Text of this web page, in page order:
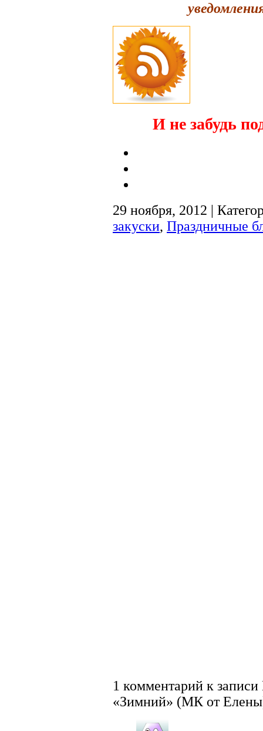
И не забудь
29 ноября, 2012 |
закуски, Праздничные
1 комментарий к
«Зимний» (МК от